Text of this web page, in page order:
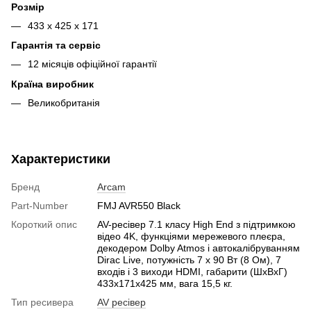
Розмір
433 x 425 x 171
Гарантія та сервіс
12 місяців офіційної гарантії
Країна виробник
Великобританія
Характеристики
Бренд
Arcam
Part-Number
FMJ AVR550 Black
Короткий опис
AV-ресівер 7.1 класу High End з підтримкою
відео 4K, функціями мережевого плеєра,
декодером Dolby Atmos і автокалібруванням
Dirac Live, потужність 7 х 90 Вт (8 Ом), 7
входів і 3 виходи HDMI, габарити (ШхВхГ)
433х171х425 мм, вага 15,5 кг.
Тип ресивера
AV ресівер